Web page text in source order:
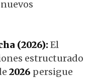
(2026):El
estructurado
2026 persigue